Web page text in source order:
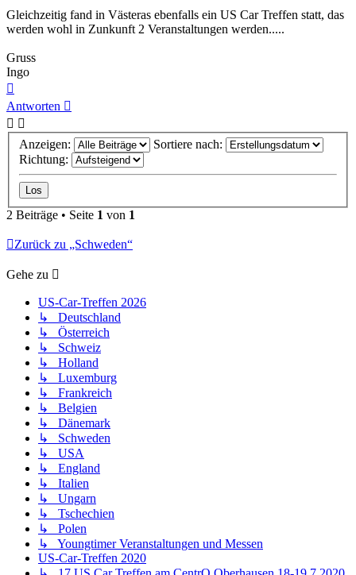
Gleichzeitig fand in Västeras ebenfalls ein US Car Treffen statt, das
werden wohl in Zunkunft 2 Veranstaltungen werden.....
Gruss
Ingo
oben
Antworten
Anzeigen:
Sortiere nach:
Richtung:
2 Beiträge • Seite 1 von 1
Zurück zu „Schweden“
Gehe zu
US-Car-Treffen 2026
↳ Deutschland
↳ Österreich
↳ Schweiz
↳ Holland
↳ Luxemburg
↳ Frankreich
↳ Belgien
↳ Dänemark
↳ Schweden
↳ USA
↳ England
↳ Italien
↳ Ungarn
↳ Tschechien
↳ Polen
↳ Youngtimer Veranstaltungen und Messen
US-Car-Treffen 2020